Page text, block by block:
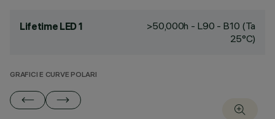
Lifetime LED 1
>50,000h - L90 - B10 (Ta
25°C)
GRAFICI E CURVE POLARI